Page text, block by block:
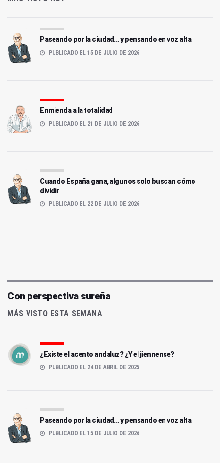
Paseando por la ciudad... y pensando en voz alta
PUBLICADO EL 15 DE JULIO DE 2026
Enmienda a la totalidad
PUBLICADO EL 21 DE JULIO DE 2026
Cuando España gana, algunos solo buscan cómo
dividir
PUBLICADO EL 22 DE JULIO DE 2026
Con perspectiva sureña
MÁS VISTO ESTA SEMANA
¿Existe el acento andaluz? ¿Y el jiennense?
PUBLICADO EL 24 DE ABRIL DE 2025
Paseando por la ciudad... y pensando en voz alta
PUBLICADO EL 15 DE JULIO DE 2026